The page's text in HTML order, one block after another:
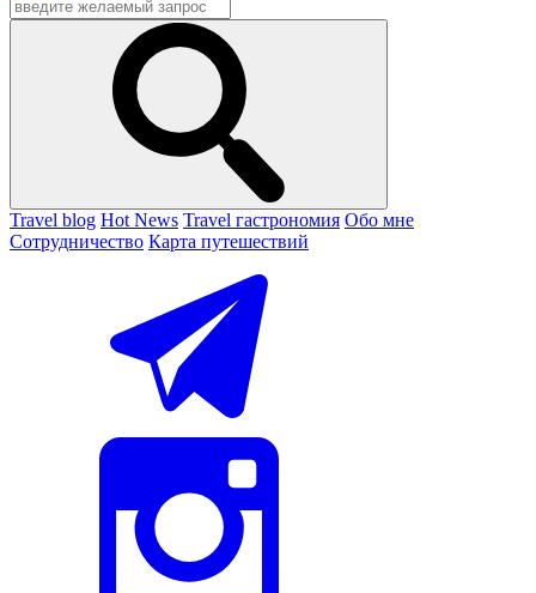
Travel blog Hot News Travel гастрономия Обо мне
Сотрудничество Карта путешествий